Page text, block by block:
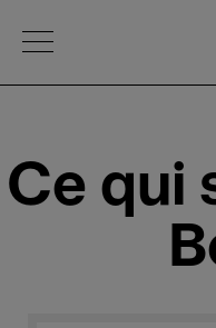
Open Menu
Ce qui